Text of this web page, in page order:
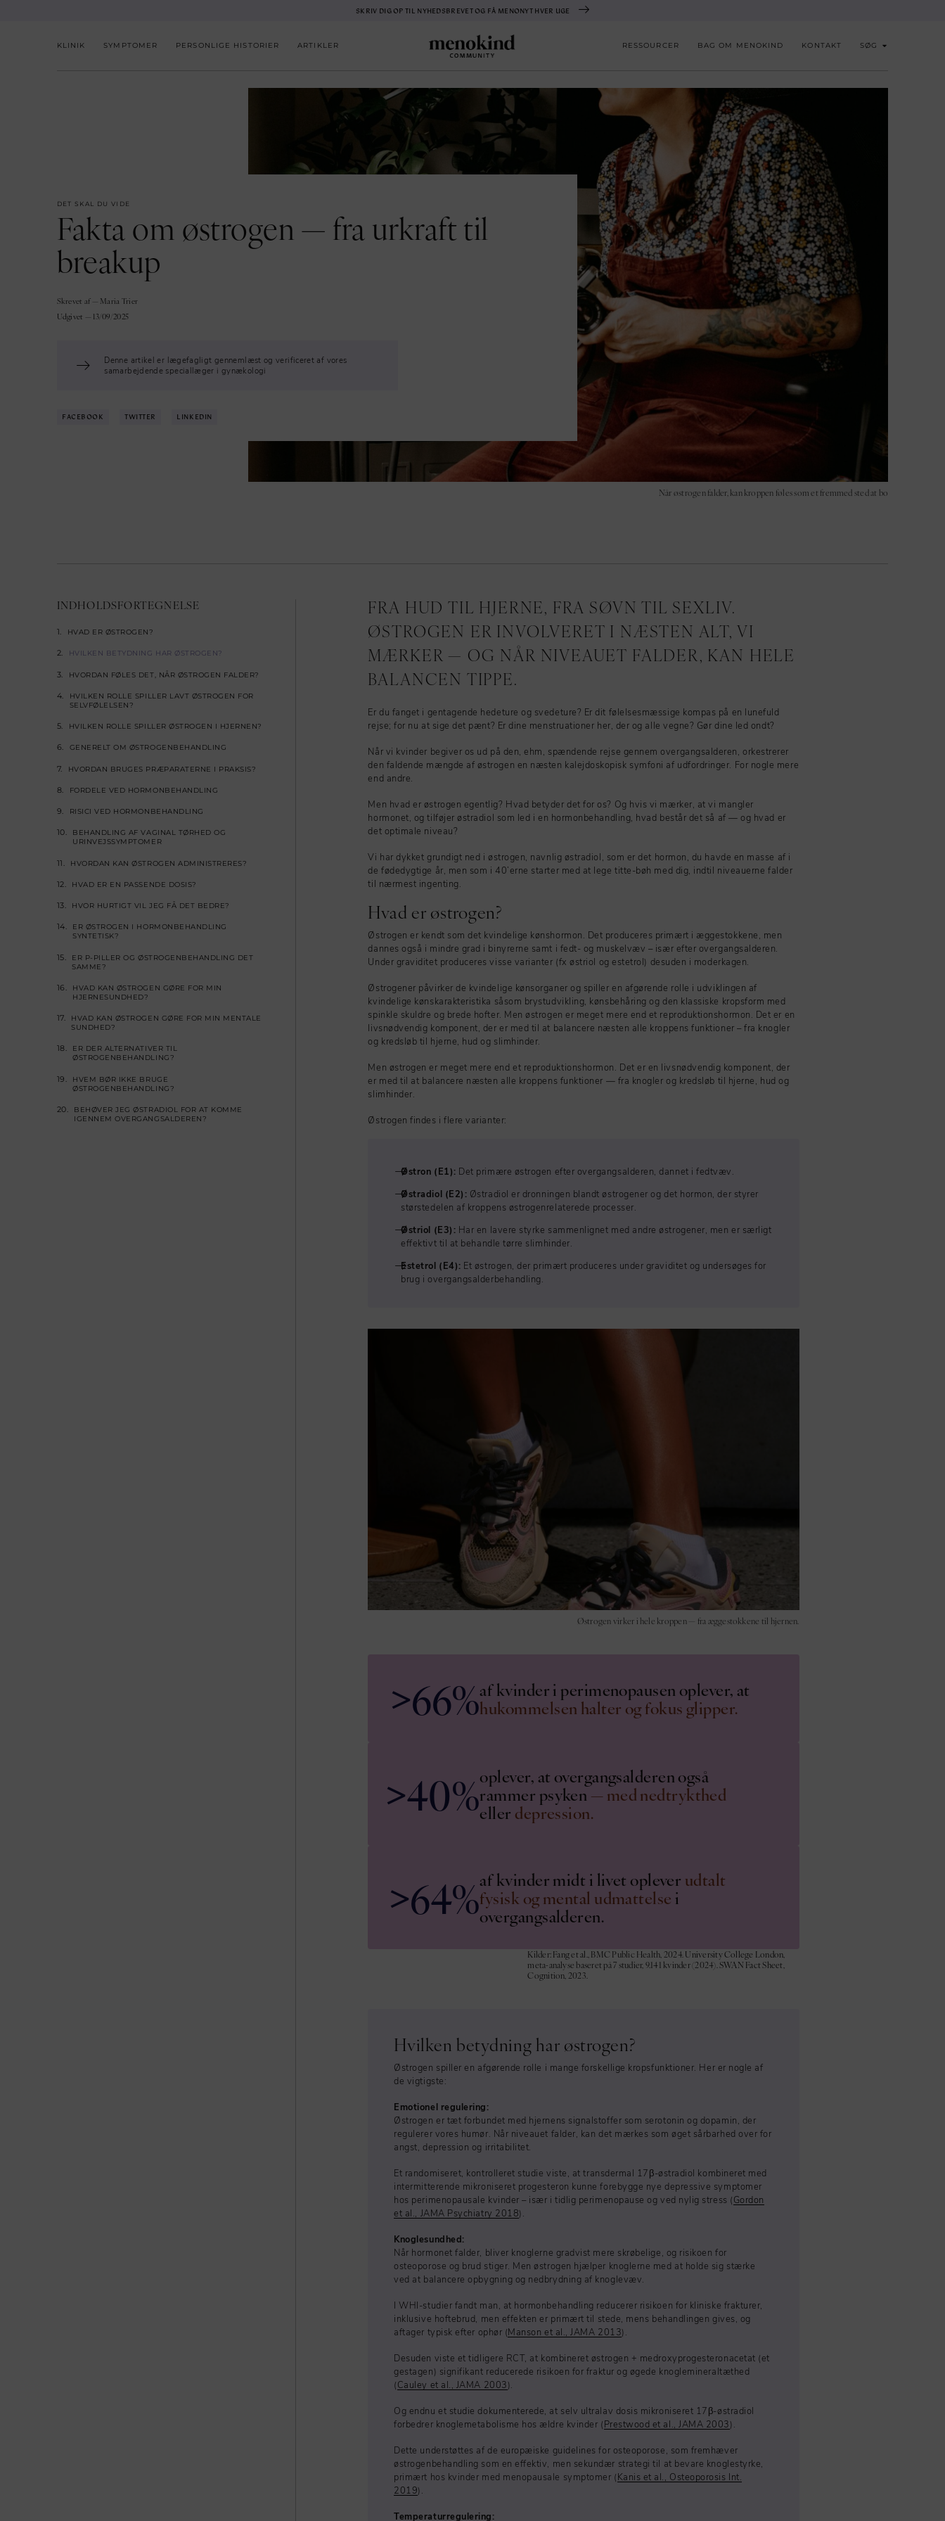
SKRIV DIG OP TIL NYHEDSBREVET OG FÅ MENONYT HVER UGE
KLINIK SYMPTOMER PERSONLIGE HISTORIER ARTIKLER RESSOURCER BAG OM MENOKIND KONTAKT SØG
DET SKAL DU VIDE
Fakta om østrogen — fra urkraft til
breakup
Skrevet af — Maria Trier
Udgivet — 13/09/2025
Denne artikel er lægefagligt gennemlæst og verificeret af vores
samarbejdende speciallæger i gynækologi
FACEBOOK TWITTER LINKEDIN
Når østrogen falder, kan kroppen føles som et fremmed sted at bo
INDHOLDSFORTEGNELSE
HVAD ER ØSTROGEN?
HVILKEN BETYDNING HAR ØSTROGEN?
HVORDAN FØLES DET, NÅR ØSTROGEN FALDER?
HVILKEN ROLLE SPILLER LAVT ØSTROGEN FOR
SELVFØLELSEN?
HVILKEN ROLLE SPILLER ØSTROGEN I HJERNEN?
GENERELT OM ØSTROGENBEHANDLING
HVORDAN BRUGES PRÆPARATERNE I PRAKSIS?
FORDELE VED HORMONBEHANDLING
RISICI VED HORMONBEHANDLING
BEHANDLING AF VAGINAL TØRHED OG
URINVEJSSYMPTOMER
HVORDAN KAN ØSTROGEN ADMINISTRERES?
HVAD ER EN PASSENDE DOSIS?
HVOR HURTIGT VIL JEG FÅ DET BEDRE?
ER ØSTROGEN I HORMONBEHANDLING
SYNTETISK?
ER P-PILLER OG ØSTROGENBEHANDLING DET
SAMME?
HVAD KAN ØSTROGEN GØRE FOR MIN
HJERNESUNDHED?
HVAD KAN ØSTROGEN GØRE FOR MIN MENTALE
SUNDHED?
ER DER ALTERNATIVER TIL
ØSTROGENBEHANDLING?
HVEM BØR IKKE BRUGE
ØSTROGENBEHANDLING?
BEHØVER JEG ØSTRADIOL FOR AT KOMME
IGENNEM OVERGANGSALDEREN?
FRA HUD TIL HJERNE, FRA SØVN TIL SEXLIV.
ØSTROGEN ER INVOLVERET I NÆSTEN ALT, VI
MÆRKER — OG NÅR NIVEAUET FALDER, KAN HELE
BALANCEN TIPPE.
Er du fanget i gentagende hedeture og svedeture? Er dit følelsesmæssige kompas på en lunefuld
rejse; for nu at sige det pænt? Er dine menstruationer her, der og alle vegne? Gør dine led ondt?
Når vi kvinder begiver os ud på den, ehm, spændende rejse gennem overgangsalderen, orkestrerer
den faldende mængde af østrogen en næsten kalejdoskopisk symfoni af udfordringer. For nogle mere
end andre.
Men hvad er østrogen egentlig? Hvad betyder det for os? Og hvis vi mærker, at vi mangler
hormonet, og tilføjer østradiol som led i en hormonbehandling, hvad består det så af — og hvad er
det optimale niveau?
Vi har dykket grundigt ned i østrogen, navnlig østradiol, som er det hormon, du havde en masse af i
de fødedygtige år, men som i 40’erne starter med at lege titte-bøh med dig, indtil niveauerne falder
til nærmest ingenting.
Hvad er østrogen?
Østrogen er kendt som det kvindelige kønshormon. Det produceres primært i æggestokkene, men
dannes også i mindre grad i binyrerne samt i fedt- og muskelvæv – især efter overgangsalderen.
Under graviditet produceres visse varianter (fx østriol og estetrol) desuden i moderkagen.
Østrogener påvirker de kvindelige kønsorganer og spiller en afgørende rolle i udviklingen af
kvindelige kønskarakteristika såsom brystudvikling, kønsbehåring og den klassiske kropsform med
spinkle skuldre og brede hofter. Men østrogen er meget mere end et reproduktionshormon. Det er en
livsnødvendig komponent, der er med til at balancere næsten alle kroppens funktioner – fra knogler
og kredsløb til hjerne, hud og slimhinder.
Men østrogen er meget mere end et reproduktionshormon. Det er en livsnødvendig komponent, der
er med til at balancere næsten alle kroppens funktioner — fra knogler og kredsløb til hjerne, hud og
slimhinder.
Østrogen findes i flere varianter:
Østron (E1): Det primære østrogen efter overgangsalderen, dannet i fedtvæv.
Østradiol (E2): Østradiol er dronningen blandt østrogener og det hormon, der styrer
størstedelen af kroppens østrogenrelaterede processer.
Østriol (E3): Har en lavere styrke sammenlignet med andre østrogener, men er særligt
effektivt til at behandle tørre slimhinder.
Estetrol (E4): Et østrogen, der primært produceres under graviditet og undersøges for
brug i overgangsalderbehandling.
Østrogen virker i hele kroppen — fra æggestokkene til hjernen.
>66%af kvinder i perimenopausen oplever, at
hukommelsen halter og fokus glipper.
>40%oplever, at overgangsalderen også
rammer psyken— med nedtrykthed
eller depression.
>64%af kvinder midt i livet oplever udtalt
fysisk og mental udmattelse i
overgangsalderen.
Kilder:Fang et al., BMC Public Health, 2024.University College London,
meta-analyse baseret på 7 studier, 9.141 kvinder (2024).SWAN Fact Sheet,
Cognition, 2023.
Hvilken betydning har østrogen?
Østrogen spiller en afgørende rolle i mange forskellige kropsfunktioner. Her er nogle af
de vigtigste:
Emotionel regulering:
Østrogen er tæt forbundet med hjernens signalstoffer som serotonin og dopamin, der
regulerer vores humør. Når niveauet falder, kan det mærkes som øget sårbarhed over for
angst, depression og irritabilitet.
Et randomiseret, kontrolleret studie viste, at transdermal 17β-østradiol kombineret med
intermitterende mikroniseret progesteron kunne forebygge nye depressive symptomer
hos perimenopausale kvinder – især i tidlig perimenopause og ved nylig stress (Gordon
et al., JAMA Psychiatry 2018).
Knoglesundhed:
Når hormonet falder, bliver knoglerne gradvist mere skrøbelige, og risikoen for
osteoporose og brud stiger. Men østrogen hjælper knoglerne med at holde sig stærke
ved at balancere opbygning og nedbrydning af knoglevæv.
I WHI-studier fandt man, at hormonbehandling reducerer risikoen for kliniske frakturer,
inklusive hoftebrud, men effekten er primært til stede, mens behandlingen gives, og
aftager typisk efter ophør (Manson et al., JAMA 2013).
Desuden viste et tidligere RCT, at kombineret østrogen + medroxyprogesteronacetat (et
gestagen) signifikant reducerede risikoen for fraktur og øgede knoglemineraltæthed
(Cauley et al., JAMA 2003).
Og endnu et studie dokumenterede, at selv ultralav dosis mikroniseret 17β-østradiol
forbedrer knoglemetabolisme hos ældre kvinder (Prestwood et al., JAMA 2003).
Dette understøttes af de europæiske guidelines for osteoporose, som fremhæver
østrogenbehandling som en effektiv, men sekundær strategi til at bevare knoglestyrke,
primært hos kvinder med menopausale symptomer (Kanis et al., Osteoporosis Int.
2019).
Temperaturregulering: